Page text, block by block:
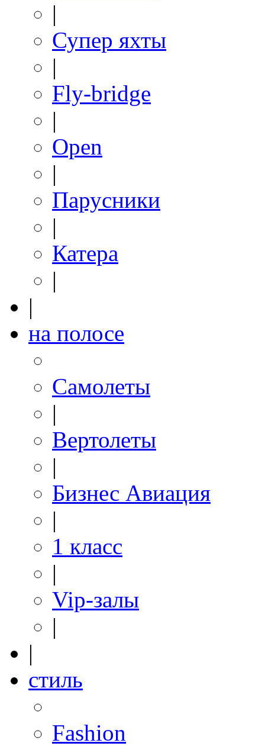
|
Супер яхты
|
Fly-bridge
|
Open
|
Парусники
|
Катера
|
|
на полосе
Самолеты
|
Вертолеты
|
Бизнес Авиация
|
1 класс
|
Vip-залы
|
|
стиль
Fashion